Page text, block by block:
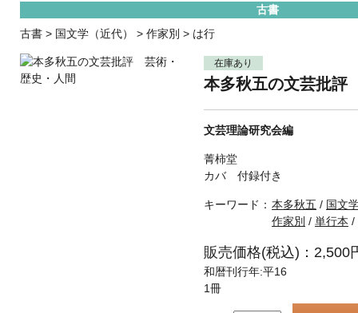
古書
古書 > 国文学（近代） > 作家別 > は行
在庫あり
本多秋五の文芸批
文芸理論研究会編
菁柿堂
カバ 付録付き
キーワード： 本多秋五 / 国文
作家別 / 単行本 /
販売価格(税込)：2,500
和暦刊行年:平16
1冊